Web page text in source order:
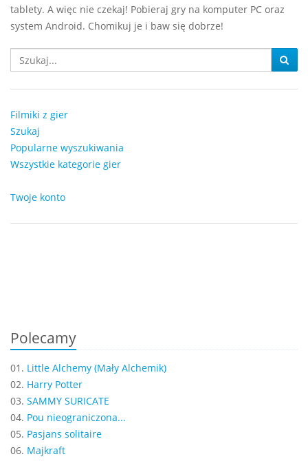
tablety. A więc nie czekaj! Pobieraj gry na komputer PC oraz
system Android. Chomikuj je i baw się dobrze!
Filmiki z gier
Szukaj
Popularne wyszukiwania
Wszystkie kategorie gier
Twoje konto
Polecamy
01. Little Alchemy (Mały Alchemik)
02. Harry Potter
03. SAMMY SURICATE
04. Pou nieograniczona...
05. Pasjans solitaire
06. Majkraft